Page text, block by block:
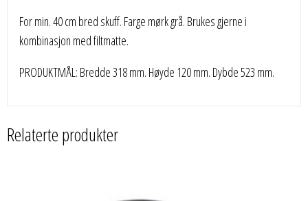
For min. 40 cm bred skuff. Farge mørk grå. Brukes gjerne i
kombinasjon med filtmatte.
PRODUKTMÅL: Bredde 318 mm. Høyde 120 mm. Dybde 523 mm.
Relaterte produkter